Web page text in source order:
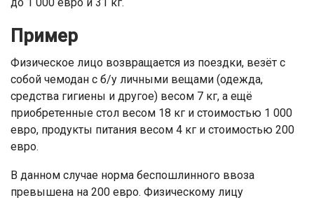
Пример
Физическое лицо возвращается из поездки, везёт с
собой чемодан с б/у личными вещами (одежда,
средства гигиены и другое) весом 7 кг, а ещё
приобретенные стол весом 18 кг и стоимостью 1 000
евро, продукты питания весом 4 кг и стоимостью 200
евро.
В данном случае норма беспошлинного ввоза
превышена на 200 евро. Физическому лицу